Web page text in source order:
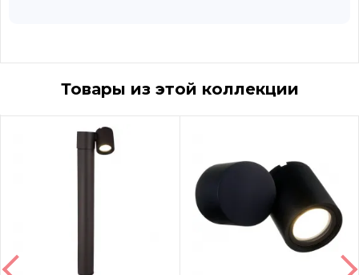
Товары из этой коллекции